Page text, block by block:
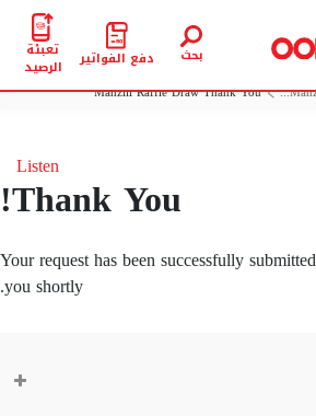
بحث دفع الفواتير تعبئة
الرصيد
Manzili Raffle Draw Thank You
Listen
Thank You!
Your request has been successfully
you shortly.